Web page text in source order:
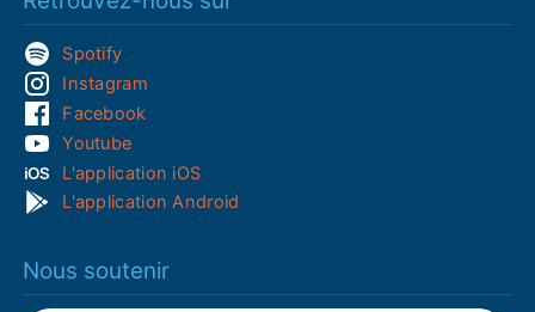
Spotify
Instagram
Facebook
Youtube
L'application iOS
L'application Android
Nous soutenir